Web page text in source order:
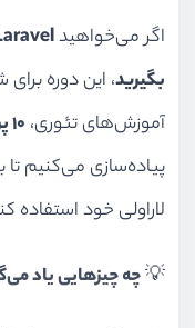
اگر می‌خواهید
بگیرید، این دوره
آموزش‌های تئوری، ۱۰ پروژه کاربردی
پیاده‌سازی می‌کنیم تا
لاراولی خود استفاده
💡چه چیزهایی یاد